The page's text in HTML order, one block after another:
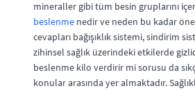
mineraller gibi tüm besin gruplarını
beslenme nedir ve neden bu kadar
cevapları bağışıklık sistemi, sindirim
zihinsel sağlık üzerindeki etkilerde
beslenme kilo verdirir mi sorusu da
konular arasında yer almaktadır.